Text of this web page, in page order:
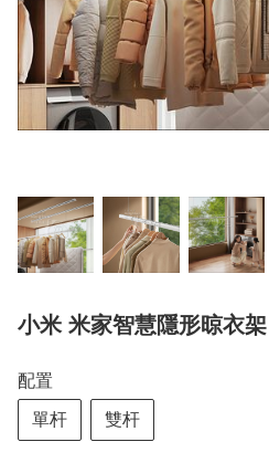
小米 米家智慧隱形晾衣
配置
單杆 雙杆